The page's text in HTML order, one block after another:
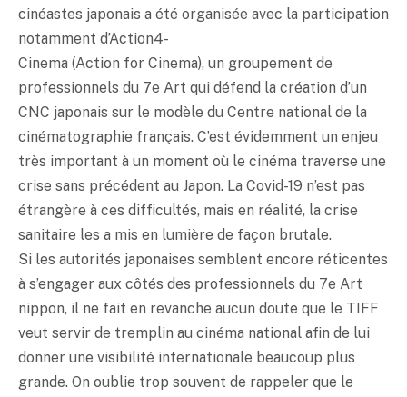
cinéastes japonais a été organisée avec la participation
notamment d’Action4-
Cinema (Action for Cinema), un groupement de
professionnels du 7e Art qui défend la création d’un
CNC japonais sur le modèle du Centre national de la
cinématographie français. C’est évidemment un enjeu
très important à un moment où le cinéma traverse une
crise sans précédent au Japon. La Covid-19 n’est pas
étrangère à ces difficultés, mais en réalité, la crise
sanitaire les a mis en lumière de façon brutale.
Si les autorités japonaises semblent encore réticentes
à s’engager aux côtés des professionnels du 7e Art
nippon, il ne fait en revanche aucun doute que le TIFF
veut servir de tremplin au cinéma national afin de lui
donner une visibilité internationale beaucoup plus
grande. On oublie trop souvent de rappeler que le